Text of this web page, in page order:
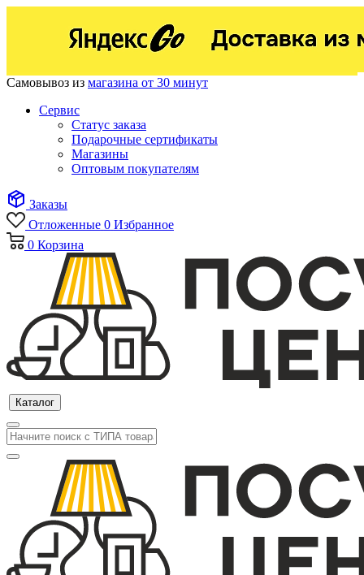
Самовывоз из магазина от 30 минут
Сервис
Статус заказа
Подарочные сертификаты
Магазины
Оптовым покупателям
Заказы
Отложенные 0 Избранное
0 Корзина
Каталог